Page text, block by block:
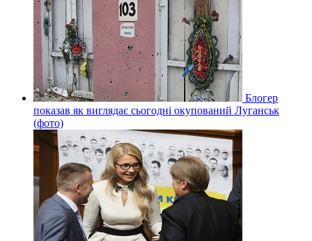
Блогер
показав як виглядає сьогодні окупований Луганськ
(фото)